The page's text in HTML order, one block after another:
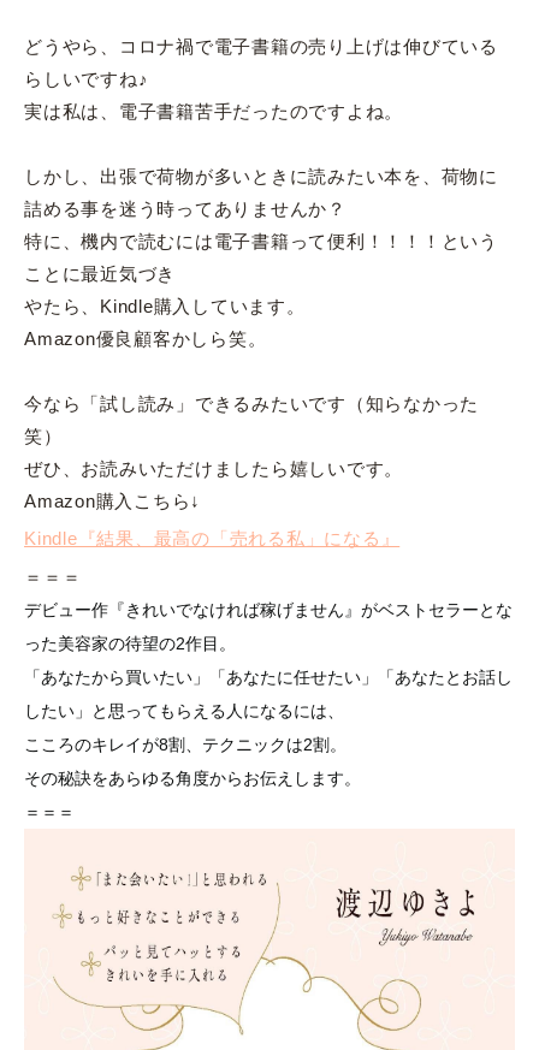
どうやら、コロナ禍で電子書籍の売り上げは伸びている
らしいですね♪
実は私は、電子書籍苦手だったのですよね。
しかし、出張で荷物が多いときに読みたい本を、荷物に
詰める事を迷う時ってありませんか？
特に、機内で読むには電子書籍って便利！！！！という
ことに最近気づき
やたら、Kindle購入しています。
Amazon優良顧客かしら笑。
今なら「試し読み」できるみたいです（知らなかった
笑）
ぜひ、お読みいただけましたら嬉しいです。
Amazon購入こちら↓
Kindle『結果、最高の「売れる私」になる』
＝＝＝
デビュー作『きれいでなければ稼げません』がベストセラーとな
った美容家の待望の2作目。
「あなたから買いたい」「あなたに任せたい」「あなたとお話し
したい」と思ってもらえる人になるには、
こころのキレイが8割、テクニックは2割。
その秘訣をあらゆる角度からお伝えします。
＝＝＝